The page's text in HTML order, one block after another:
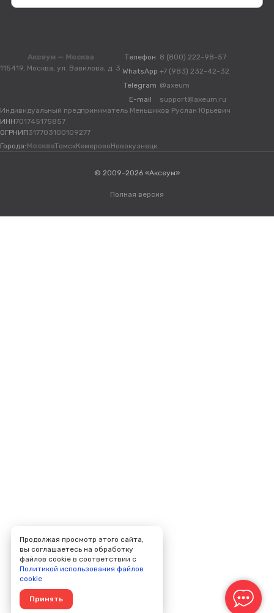
Аксеум — Москва
115419, Москва, ул. Вавилова, д. 3
Телефон 8 (800) 222-98-57
WhatsApp +7 (983) 232-42-32
Telegram @axeum
E-mail
support@axeum.ru
Индивидуальный предприниматель Меньшиков Руслан Юрьевич
ИНН701745175857
ОГРНИП317703100109277
Города: МоскваТомскКемеровоНовокузнецк
© 2009-2026 «Аксеум»
Полная версия
Продолжая просмотр этого сайта,
вы соглашаетесь на обработку
файлов cookie в соответствии с
Политикой использования файлов
cookie
Принять